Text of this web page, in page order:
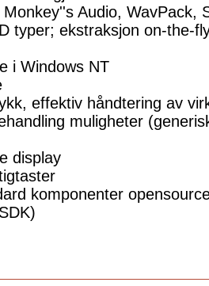
Audio, WavPack,
typer; ekstraksjon on-the-
i Windows NT
effektiv håndtering av
muligheter
display
komponenter